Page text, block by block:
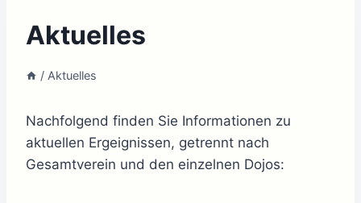
Aktuelles
/ Aktuelles
Nachfolgend finden Sie Informationen zu
aktuellen Ergeignissen, getrennt nach
Gesamtverein und den einzelnen Dojos: